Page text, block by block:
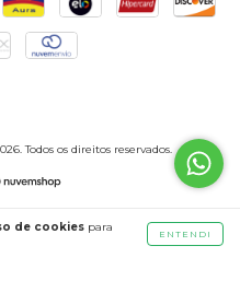
de cookies para
ENTENDI
Todos os direitos reservados.